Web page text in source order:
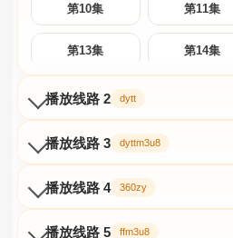
第10集 第11集
第13集 第14集
第16集
第19集
播放线路 2 dytt
播放线路 3 dyttm3u8
播放线路 4 360zy
播放线路 5 ffm3u8